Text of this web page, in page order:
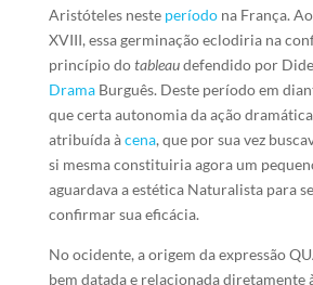
Aristóteles neste períodona França.
XVIII, essa germinação eclodiria na
princípio dotableaudefendido por
DramaBurguês. Deste período em
que certa autonomia da ação
atribuída àcena, que por sua vez
si mesma constituiria agora um
aguardava a estética Naturalista para
confirmar sua eficácia.
No ocidente, a origem da expressão
bem datada e relacionada diretamente